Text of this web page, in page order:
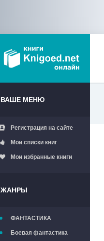
ВАШЕ МЕНЮ
Регистрация на сайте
Мои списки книг
Мои избранные книги
ЖАНРЫ
ФАНТАСТИКА
Боевая фантастика